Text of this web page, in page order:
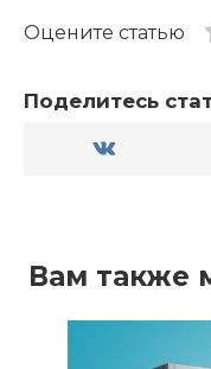
Оцените статью
Поделитесь
Вам также